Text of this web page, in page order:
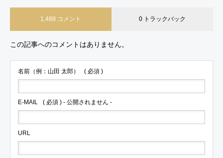
1,489 コメント 0 トラックバック
この記事へのコメントはありません。
名前（例：山田 太郎） ( 必須 )
E-MAIL ( 必須 ) - 公開されません -
URL